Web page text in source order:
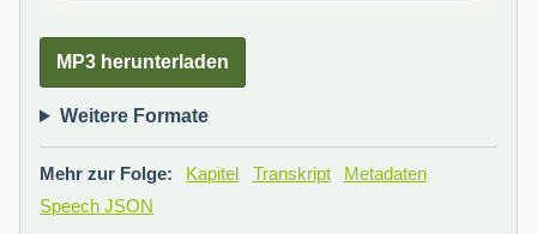
MP3 herunterladen
Weitere Formate
Mehr zur Folge: Kapitel Transkript
Metadaten
Speech JSON